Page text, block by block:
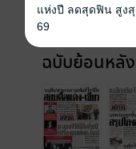
ราคาปก
ฉบับย้อนหลัง
แห่งปี ลดสุดฟิน สูงสุ
69